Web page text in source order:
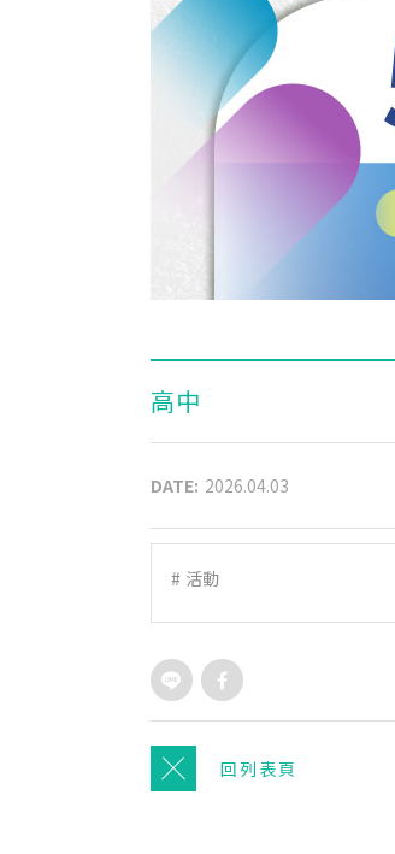
高中
DATE: 2026.04.03
# 活動
回列表頁